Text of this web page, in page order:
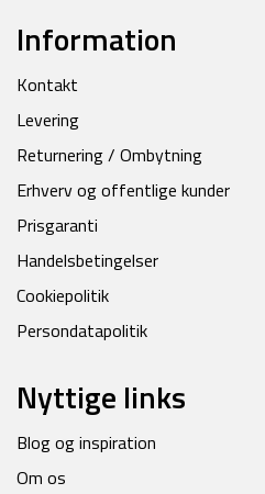
Information
Kontakt
Levering
Returnering / Ombytning
Erhverv og offentlige kunder
Prisgaranti
Handelsbetingelser
Cookiepolitik
Persondatapolitik
Nyttige links
Blog og inspiration
Om os